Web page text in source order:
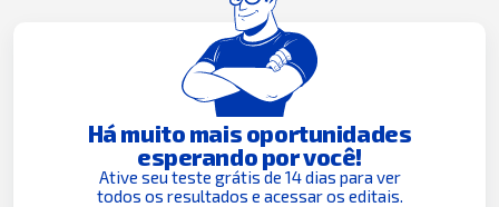
Há muito mais oportunidades
esperando por você!
Ative seu teste grátis de 14 dias para ver
todos os resultados e acessar os editais.